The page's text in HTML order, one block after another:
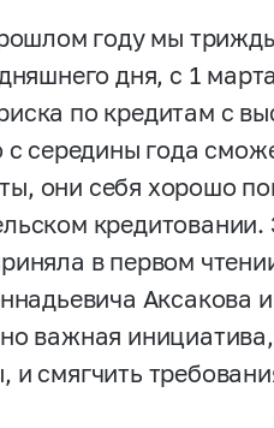
году мы
дня, с 1
по кредитам с
с середины года
они себя хорошо
в первом
Аксакова
важная
смягчить